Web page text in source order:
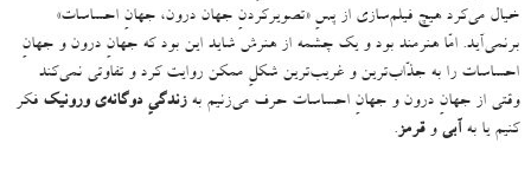
خیال می‌کرد هیچ فیلم‌سازی از پسِ«تصویرکردنِ جهان درون، جهانِ احساسات»
برنمی‌آید. امّا هنرمند بود و یک چشمه از هنرش شاید این بود که جهانِ درون و جهانِ
احساسات را به جذّاب‌ترین و غریب‌ترین شکلِ ممکن روایت کرد و تفاوتی نمی‌کند
وقتی از جهانِ درون و جهانِ احساسات حرف می‌زنیم به زندگیِ دوگانه‌ی ورونیک فکر
کنیم یا به آبیو قرمز.